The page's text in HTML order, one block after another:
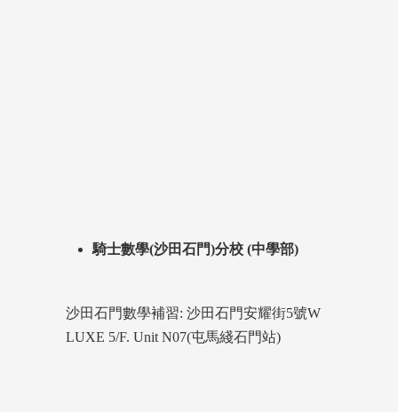
騎士數學(沙田石門)分校 (中學部)
沙田石門數學補習: 沙田石門安耀街5號W
LUXE 5/F. Unit N07(屯馬綫石門站)